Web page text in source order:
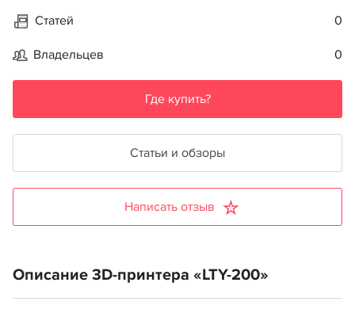
Статей 0
Владельцев 0
Где купить?
Статьи и обзоры
Написать отзыв
Описание 3D-принтера «LTY-200»